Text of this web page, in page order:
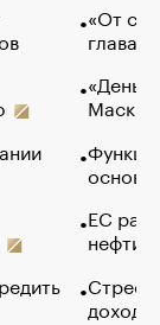
«От
глава
Маск в
основ
ЕС
нефти